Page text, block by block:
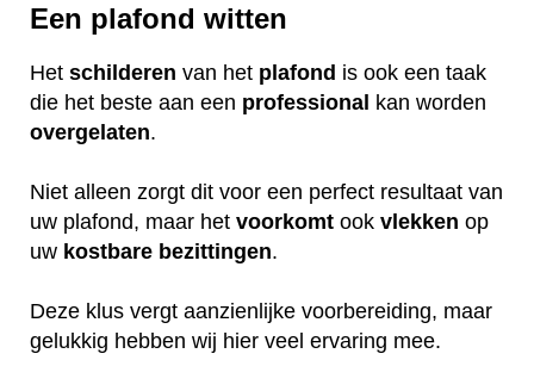
Een plafond witten
Het schilderen van het plafond is ook een taak
die het beste aan een professional kan worden
overgelaten.
Niet alleen zorgt dit voor een perfect resultaat van
uw plafond, maar het voorkomt ook vlekken op
uw kostbare bezittingen.
Deze klus vergt aanzienlijke voorbereiding, maar
gelukkig hebben wij hier veel ervaring mee.